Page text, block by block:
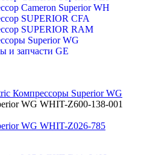
Cameron Superior WH
SUPERIOR CFA
SUPERIOR RAM
Superior WG
и запчасти GE
Компрессоры Superior WG
WG WHIT-Z600-138-001
WG WHIT-Z026-785